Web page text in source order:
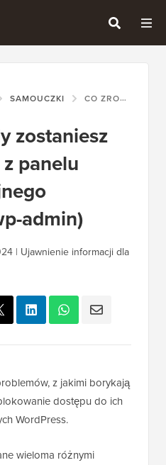
SAMOUCZKI CO ZROBIĆ, GDY ZOSTANIESZ ZABLOKOWANY Z PANELU ADMINISTRACYJNEGO WORDPRESS (WP-ADMIN)
zostaniesz
panelu
admin)
| Ujawnienie informacji dla
z jakimi borykają
dostępu do ich
WordPress.
wieloma różnymi